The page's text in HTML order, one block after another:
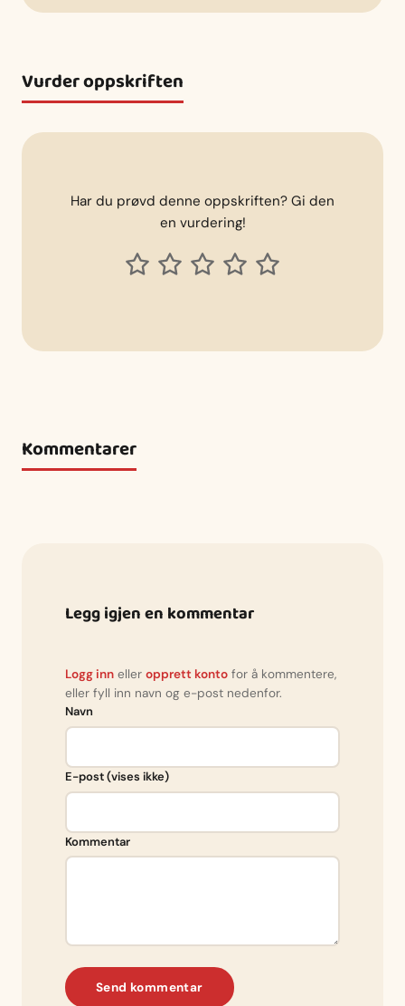
Vurder oppskriften
Har du prøvd denne oppskriften? Gi den
en vurdering!
Kommentarer
Legg igjen en kommentar
Logg inn eller opprett konto for å kommentere,
eller fyll inn navn og e-post nedenfor.
Kommentar
Navn
E-post (vises ikke)
Send kommentar